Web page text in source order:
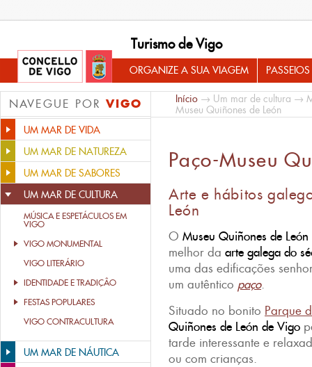
Turismo de Vigo
ORGANIZE A SUA VIAGEM
NAVEGUE POR VIGO
UM MAR DE VIDA
UM MAR DE NATUREZA
UM MAR DE SABORES
UM MAR DE CULTURA
MÚSICA E ESPETÁCULOS EM
VIGO
VIGO MONUMENTAL
VIGO LITERÁRIO
IDENTIDADE E TRADIÇÂO
FESTAS POPULARES
VIGO CONTRACULTURA
UM MAR DE NÁUTICA
Início → Um mar de cultura →
Museu Quiñones de León
Paço-Museu
Arte e hábitos
León
O Museu Quiñones de León
melhor da arte galega do
uma das edificações
um autêntico paço.
Situado no bonito Parque
Quiñones de León de Vigo
tarde interessante e
ou com crianças.